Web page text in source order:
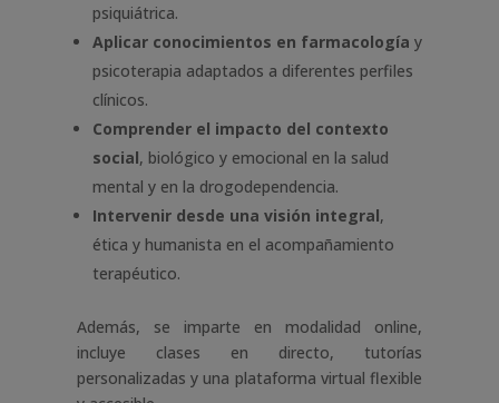
psiquiátrica.
Aplicar conocimientos en farmacología y
psicoterapia adaptados a diferentes perfiles
clínicos.
Comprender el impacto del contexto
social, biológico y emocional en la salud
mental y en la drogodependencia.
Intervenir desde una visión integral,
ética y humanista en el acompañamiento
terapéutico.
Además, se imparte en modalidad online,
incluye clases en directo, tutorías
personalizadas y una plataforma virtual flexible